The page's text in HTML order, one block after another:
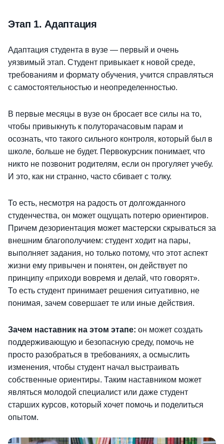
Этап 1. Адаптация
Адаптация студента в вузе — первый и очень
уязвимый этап. Студент привыкает к новой среде,
требованиям и формату обучения, учится справляться
с самостоятельностью и неопределенностью.
В первые месяцы в вузе он бросает все силы на то,
чтобы привыкнуть к полуторачасовым парам и
осознать, что такого сильного контроля, который был в
школе, больше не будет. Первокурсник понимает, что
никто не позвонит родителям, если он прогуляет учебу.
И это, как ни странно, часто сбивает с толку.
То есть, несмотря на радость от долгожданного
студенчества, он может ощущать потерю ориентиров.
Причем дезориентация может мастерски скрываться за
внешним благополучием: студент ходит на пары,
выполняет задания, но только потому, что этот аспект
жизни ему привычен и понятен, он действует по
принципу «приходи вовремя и делай, что говорят».
То есть студент принимает решения ситуативно, не
понимая, зачем совершает те или иные действия.
Зачем наставник на этом этапе: он может создать
поддерживающую и безопасную среду, помочь не
просто разобраться в требованиях, а осмыслить
изменения, чтобы студент начал выстраивать
собственные ориентиры. Таким наставником может
являться молодой специалист или даже студент
старших курсов, который хочет помочь и поделиться
опытом.